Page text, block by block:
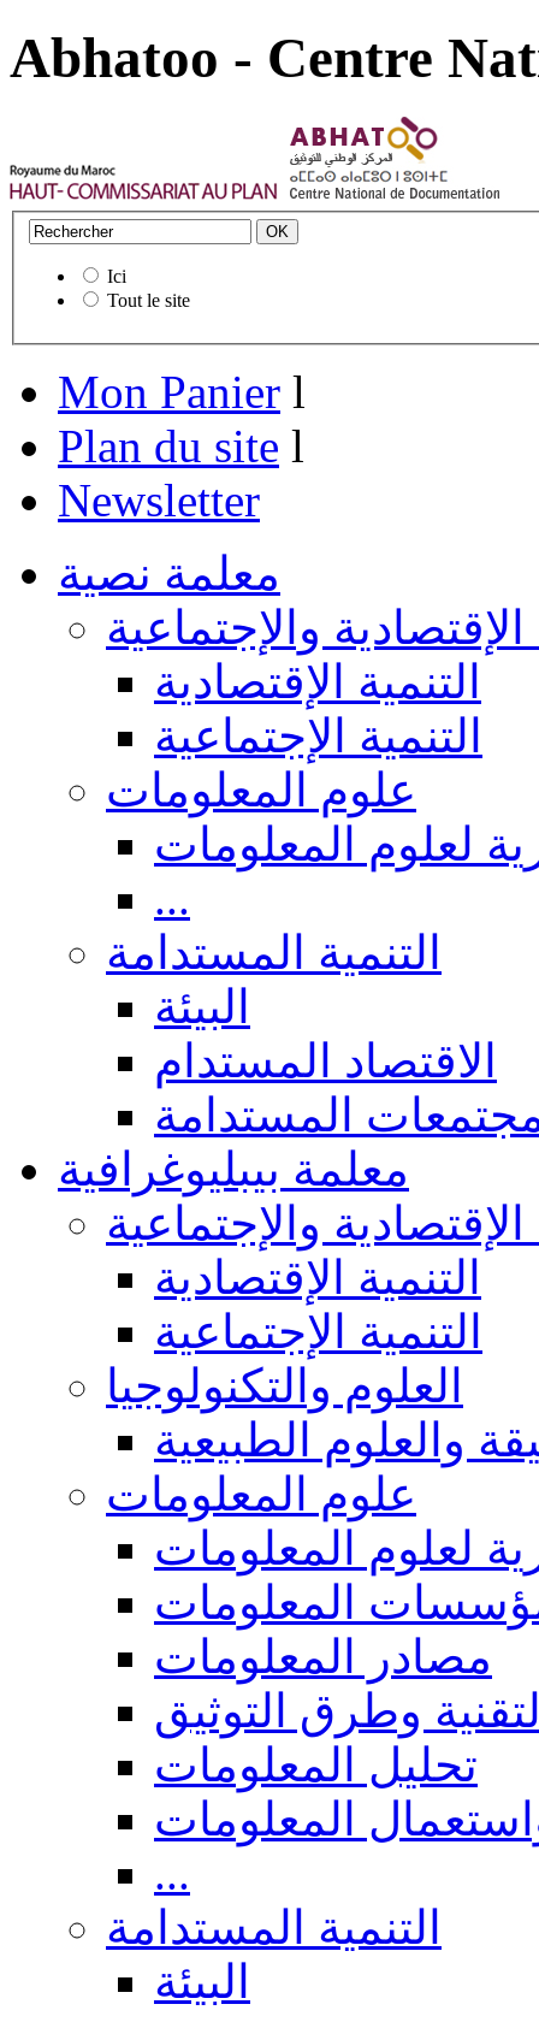
Abhatoo - Centre
Ici
Tout le site
Mon Panier l
Plan du site l
Newsletter
معلمة نصية
الإقتصادية والإجتماعية
التنمية الإقتصادية
التنمية الإجتماعية
علوم المعلومات
لعلوم المعلومات
...
التنمية المستدامة
البيئة
الاقتصاد المستدام
المستدامة
معلمة بيبليوغرافية
الإقتصادية والإجتماعية
التنمية الإقتصادية
التنمية الإجتماعية
العلوم والتكنولوجيا
والعلوم الطبيعية
علوم المعلومات
لعلوم المعلومات
المعلومات
مصادر المعلومات
وطرق التوثيق
تحليل المعلومات
المعلومات
...
التنمية المستدامة
البيئة